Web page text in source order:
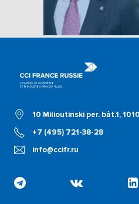
10 Milioutinski per. bât.1,
+7 (495) 721-38-28
info@ccifr.ru